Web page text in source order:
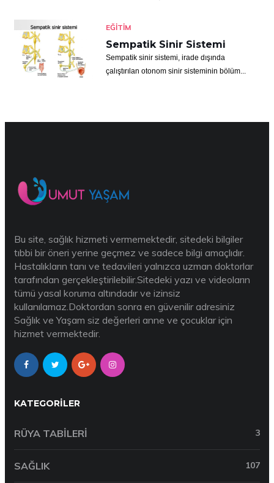
EĞITIM
Sempatik Sinir Sistemi
Sempatik sinir sistemi, irade dışında
çalıştırılan otonom sinir sisteminin bölüm...
Bu site, sağlık hizmeti vermemektedir, sitedeki bilgiler
tıbbi bir öneri yerine geçmez ve sadece bilgi amaçlıdır.
Hastalıkların tanı ve tedavileri yalnızca uzman doktorlar
tarafından gerçekleştirilebilir.Sitedeki yazı ve videoların
tümü yasal koruma altındadır ve izinsiz
kullanılamaz.Doktordan sonra en güvenilir adresiniz
Sağlık ve Yaşam siz değerleri anne ve çocuklar için
hizmet vermektedir.
KATEGORILER
RÜYA TABILERI 3
SAĞLIK 107